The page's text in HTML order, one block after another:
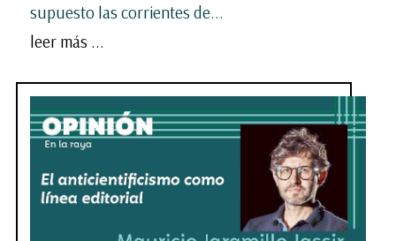
supuesto las corrientes de...
leer más ...